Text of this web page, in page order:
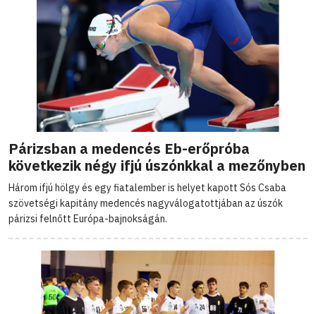
Párizsban a medencés Eb-erőpróba
következik négy ifjú úszónkkal a mezőnyben
Három ifjú hölgy és egy fiatalember is helyet kapott Sós Csaba
szövetségi kapitány medencés nagyválogatottjában az úszók
párizsi felnőtt Európa-bajnokságán.